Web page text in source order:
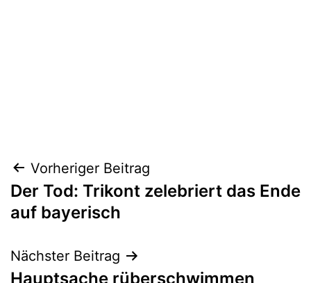
Beitragsnavigation
Vorheriger Beitrag
Der Tod: Trikont zelebriert das Ende
auf bayerisch
Nächster Beitrag
Hauptsache rüberschwimmen